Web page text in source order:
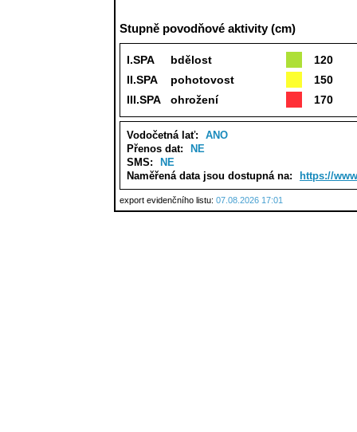
Stupně povodňové aktivity (cm)
I.SPA bdělost
120
II.SPA
pohotovost
150
III.SPA
ohrožení 170
Vodočetná lať:
ANO
Přenos dat:
NE
SMS:
NE
Naměřená data jsou dostupná na:
https://
export evidenčního listu: 07.08.2026 17:01